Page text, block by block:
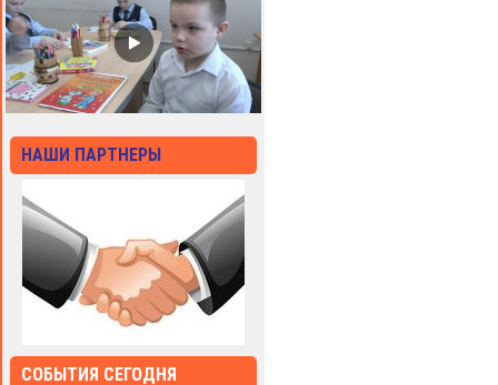
НАШИ ПАРТНЕРЫ
СОБЫТИЯ СЕГОДНЯ